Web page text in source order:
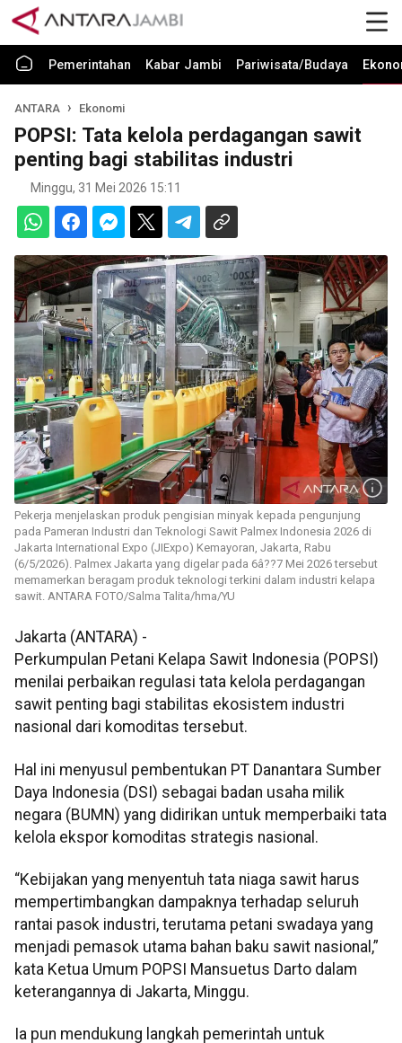
Pemerintahan Kabar Jambi Pariwisata/Budaya
ANTARA Ekonomi
POPSI: Tata kelola perdagangan sawit
penting bagi stabilitas industri
Minggu, 31 Mei 2026 15:11
Pekerja menjelaskan produk pengisian minyak kepada pengunjung
pada Pameran Industri dan Teknologi Sawit Palmex Indonesia 2026 di
Jakarta International Expo (JIExpo) Kemayoran, Jakarta, Rabu
(6/5/2026). Palmex Jakarta yang digelar pada 6â??7 Mei 2026 tersebut
memamerkan beragam produk teknologi terkini dalam industri kelapa
sawit. ANTARA FOTO/Salma Talita/hma/YU
Jakarta (ANTARA) -
Perkumpulan Petani Kelapa Sawit Indonesia (POPSI)
menilai perbaikan regulasi tata kelola perdagangan
sawit penting bagi stabilitas ekosistem industri
nasional dari komoditas tersebut.
Hal ini menyusul pembentukan PT Danantara Sumber
Daya Indonesia (DSI) sebagai badan usaha milik
negara (BUMN) yang didirikan untuk memperbaiki tata
kelola ekspor komoditas strategis nasional.
“Kebijakan yang menyentuh tata niaga sawit harus
mempertimbangkan dampaknya terhadap seluruh
rantai pasok industri, terutama petani swadaya yang
menjadi pemasok utama bahan baku sawit nasional,”
kata Ketua Umum POPSI Mansuetus Darto dalam
keterangannya di Jakarta, Minggu.
Ia pun mendukung langkah pemerintah untuk